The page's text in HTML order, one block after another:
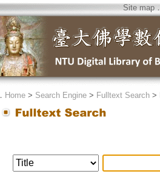
Site map
． Home> Search Engine> Fulltext Search>